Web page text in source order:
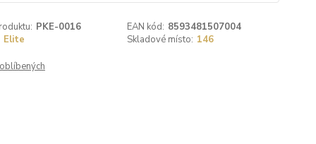
PKE-0016 EAN kód: 8593481507004
Elite Skladové místo: 146